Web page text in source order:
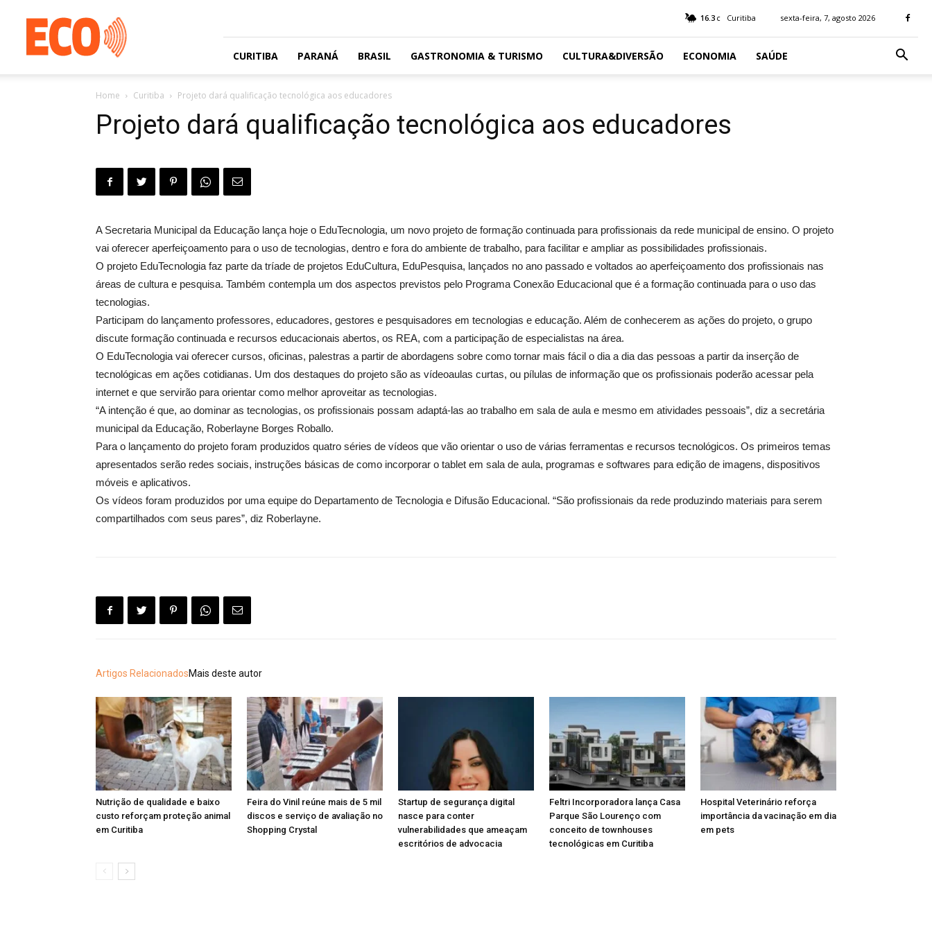
gratuito
com
circulação
16.3 C Curitiba sexta-feira, 7, agosto 2026
CURITIBA PARANÁ BRASIL GASTRONOMIA & TURISMO CULTURA&DIVERSÃO ECONOMIA SAÚDE
Home Curitiba Projeto dará qualificação tecnológica aos educadores
Projeto dará qualificação tecnológica aos educadores
A Secretaria Municipal da Educação lança hoje o EduTecnologia, um novo projeto de formação continuada para profissionais da rede municipal de ensino. O projeto
vai oferecer aperfeiçoamento para o uso de tecnologias, dentro e fora do ambiente de trabalho, para facilitar e ampliar as possibilidades profissionais.
O projeto EduTecnologia faz parte da tríade de projetos EduCultura, EduPesquisa, lançados no ano passado e voltados ao aperfeiçoamento dos profissionais nas
áreas de cultura e pesquisa. Também contempla um dos aspectos previstos pelo Programa Conexão Educacional que é a formação continuada para o uso das
tecnologias.
Participam do lançamento professores, educadores, gestores e pesquisadores em tecnologias e educação. Além de conhecerem as ações do projeto, o grupo
discute formação continuada e recursos educacionais abertos, os REA, com a participação de especialistas na área.
O EduTecnologia vai oferecer cursos, oficinas, palestras a partir de abordagens sobre como tornar mais fácil o dia a dia das pessoas a partir da inserção de
tecnológicas em ações cotidianas. Um dos destaques do projeto são as vídeoaulas curtas, ou pílulas de informação que os profissionais poderão acessar pela
internet e que servirão para orientar como melhor aproveitar as tecnologias.
“A intenção é que, ao dominar as tecnologias, os profissionais possam adaptá-las ao trabalho em sala de aula e mesmo em atividades pessoais”, diz a secretária
municipal da Educação, Roberlayne Borges Roballo.
Para o lançamento do projeto foram produzidos quatro séries de vídeos que vão orientar o uso de várias ferramentas e recursos tecnológicos. Os primeiros temas
apresentados serão redes sociais, instruções básicas de como incorporar o tablet em sala de aula, programas e softwares para edição de imagens, dispositivos
móveis e aplicativos.
Os vídeos foram produzidos por uma equipe do Departamento de Tecnologia e Difusão Educacional. “São profissionais da rede produzindo materiais para serem
compartilhados com seus pares”, diz Roberlayne.
Artigos RelacionadosMais deste autor
Nutrição de qualidade e baixo
custo reforçam proteção animal
em Curitiba
Feira do Vinil reúne mais de 5 mil
discos e serviço de avaliação no
Shopping Crystal
Startup de segurança digital
nasce para conter
vulnerabilidades que ameaçam
escritórios de advocacia
Feltri Incorporadora lança Casa
Parque São Lourenço com
conceito de townhouses
tecnológicas em Curitiba
Hospital Veterinário reforça
importância da vacinação em dia
em pets